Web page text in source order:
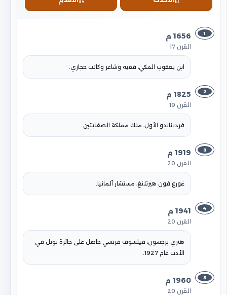
1 1656 م
القرن 17
ابن يعقوب المكي، فقيه وشاعر وكاتب حجازي.
2 1825 م
القرن 19
فرديناندو الأول، ملك مملكة الصقليتين.
3 1919 م
القرن 20
غورغ فون هيرتلنغ، مستشار ألمانيا.
4 1941 م
القرن 20
هنري برجسون، فيلسوف فرنسي حاصل على جائزة نوبل في
الأدب عام 1927.
5 1960 م
القرن 20